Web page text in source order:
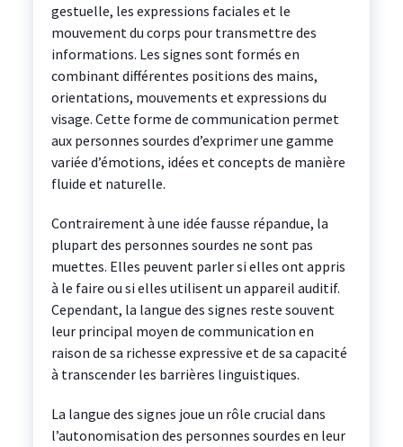
gestuelle, les expressions faciales et le
mouvement du corps pour transmettre des
informations. Les signes sont formés en
combinant différentes positions des mains,
orientations, mouvements et expressions du
visage. Cette forme de communication permet
aux personnes sourdes d’exprimer une gamme
variée d’émotions, idées et concepts de manière
fluide et naturelle.
Contrairement à une idée fausse répandue, la
plupart des personnes sourdes ne sont pas
muettes. Elles peuvent parler si elles ont appris
à le faire ou si elles utilisent un appareil auditif.
Cependant, la langue des signes reste souvent
leur principal moyen de communication en
raison de sa richesse expressive et de sa capacité
à transcender les barrières linguistiques.
La langue des signes joue un rôle crucial dans
l’autonomisation des personnes sourdes en leur